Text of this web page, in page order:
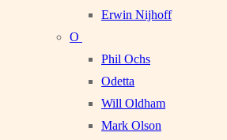
Erwin Nijhoff
O
Phil Ochs
Odetta
Will Oldham
Mark Olson